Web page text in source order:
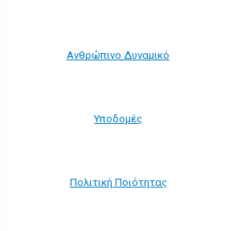
Ανθρώπινο Δυναμικό
Υποδομές
Πολιτική Ποιότητας